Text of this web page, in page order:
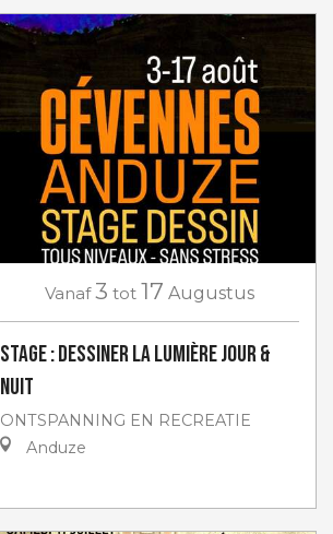
Vanaf 3 tot 17 Augustus
Stage : Dessiner la lumière jour &
nuit
ONTSPANNING EN RECREATIE
Anduze